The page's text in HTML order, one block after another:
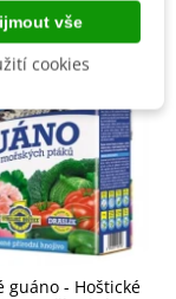
guáno - Hoštické
vše
cookies